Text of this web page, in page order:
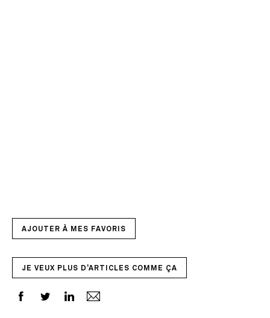
AJOUTER À MES FAVORIS
JE VEUX PLUS D'ARTICLES COMME ÇA